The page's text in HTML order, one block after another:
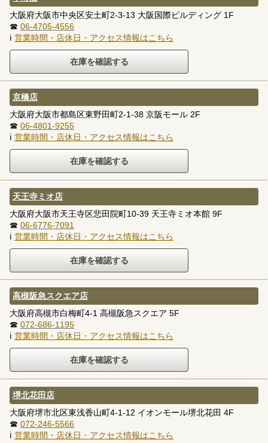
大阪府大阪市中央区安土町2-3-13 大阪国際ビルディング 1F
☎ 06-4705-4556
ℹ 営業時間・店休日・アクセス情報はこちら
京橋店
大阪府大阪市都島区東野田町2-1-38 京阪モール 2F
☎ 06-4801-9255
ℹ 営業時間・店休日・アクセス情報はこちら
天王寺ミオ店
大阪府大阪市天王寺区悲田院町10-39 天王寺ミオ本館 9F
☎ 06-6776-7091
ℹ 営業時間・店休日・アクセス情報はこちら
高槻阪急スクエア店
大阪府高槻市白梅町4-1 高槻阪急スクエア 5F
☎ 072-686-1195
ℹ 営業時間・店休日・アクセス情報はこちら
堺北花田店
大阪府堺市北区東浅香山町4-1-12 イオンモール堺北花田 4F
☎ 072-246-5566
ℹ 営業時間・店休日・アクセス情報はこちら